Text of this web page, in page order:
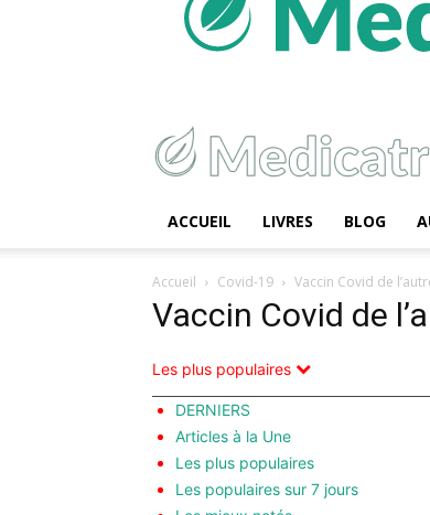
ACCUEIL LIVRES BLOG
Accueil Covid-19 Vaccin Covid de
Vaccin Covid de
Les plus populaires
DERNIERS
Articles à la Une
Les plus populaires
Les populaires sur 7 jours